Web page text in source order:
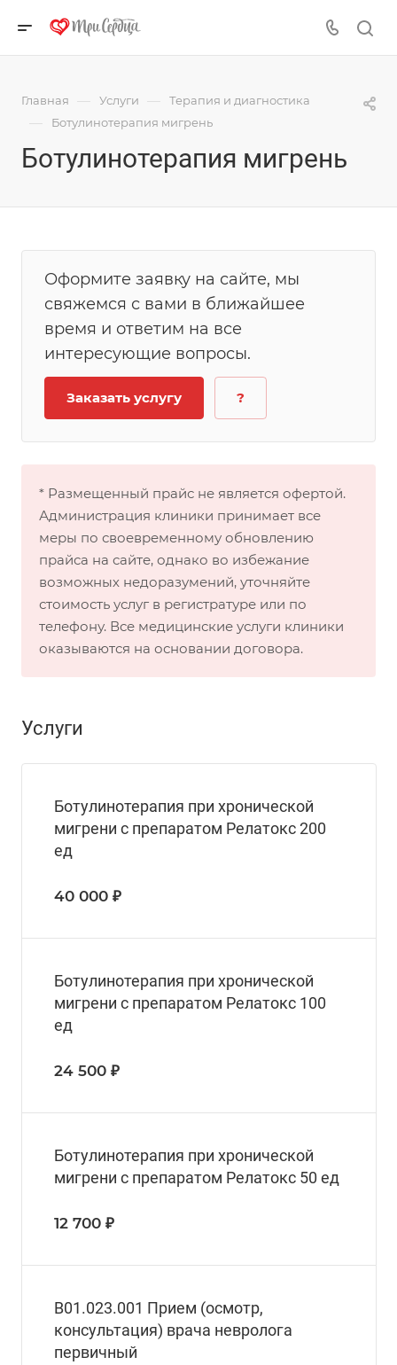
Главная — Услуги — Терапия и диагностика
— Ботулинотерапия мигрень
Ботулинотерапия мигрень
Оформите заявку на сайте, мы
свяжемся с вами в ближайшее
время и ответим на все
интересующие вопросы.
Заказать услугу ?
* Размещенный прайс не является офертой.
Администрация клиники принимает все
меры по своевременному обновлению
прайса на сайте, однако во избежание
возможных недоразумений, уточняйте
стоимость услуг в регистратуре или по
телефону. Все медицинские услуги клиники
оказываются на основании договора.
Услуги
Ботулинотерапия при хронической
мигрени с препаратом Релатокс 200
ед
40 000 ₽
Ботулинотерапия при хронической
мигрени с препаратом Релатокс 100
ед
24 500 ₽
Ботулинотерапия при хронической
мигрени с препаратом Релатокс 50 ед
12 700 ₽
B01.023.001 Прием (осмотр,
консультация) врача невролога
первичный